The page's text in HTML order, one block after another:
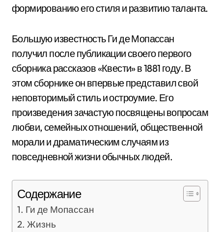
формированию его стиля и развитию таланта.
Большую известность Ги де Мопассан
получил после публикации своего первого
сборника рассказов «Квести» в 1881 году. В
этом сборнике он впервые представил свой
неповторимый стиль и остроумие. Его
произведения зачастую посвящены вопросам
любви, семейных отношений, общественной
морали и драматическим случаям из
повседневной жизни обычных людей.
Содержание
Ги де Мопассан
Жизнь